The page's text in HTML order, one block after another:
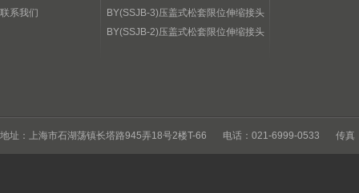
联系我们
BY(SSJB-3)压盖式松套限位伸缩接头
BY(SSJB-2)压盖式松套限位伸缩接头
地址：上海市石湖荡镇长塔路945弄18号2楼T-66 电话：021-6999-0533 传真